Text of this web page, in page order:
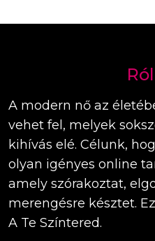
A modern nő az
vehet fel, melyek
kihívás elé. Célunk,
olyan igényes online
amely szórakoztat,
merengésre késztet.
A Te Színtered.